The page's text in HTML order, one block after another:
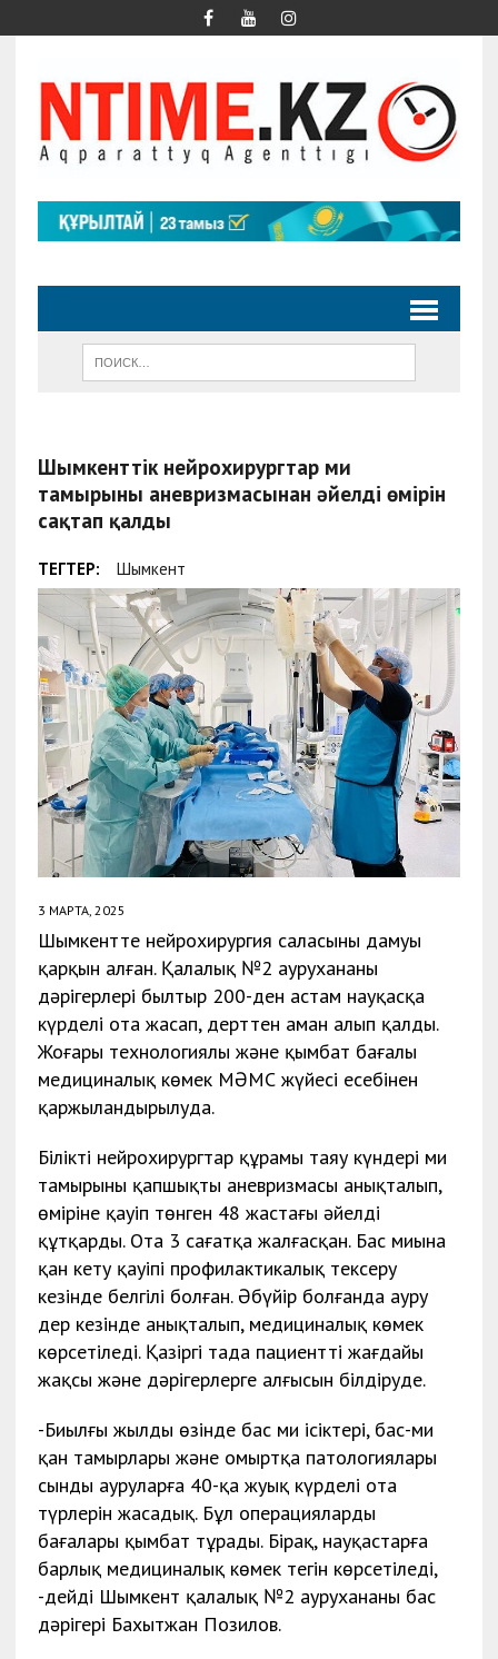
Шымкенттік нейрохирургтар ми
тамырының аневризмасынан әйелдің өмірін
сақтап қалды
ТЕГТЕР: Шымкент
3 МАРТА, 2025
Шымкентте нейрохирургия саласының дамуы
қарқын алған. Қалалық №2 аурухананың
дәрігерлері былтыр 200-ден астам науқасқа
күрделі ота жасап, дерттен аман алып қалды.
Жоғары технологиялы және қымбат бағалы
медициналық көмек МӘМС жүйесі есебінен
қаржыландырылуда.
Білікті нейрохирургтар құрамы таяу күндері ми
тамырының қапшықты аневризмасы анықталып,
өміріне қауіп төнген 48 жастағы әйелді
құтқарды. Ота 3 сағатқа жалғасқан. Бас миына
қан кету қауіпі профилактикалық тексеру
кезінде белгілі болған. Әбүйір болғанда ауру
дер кезінде анықталып, медициналық көмек
көрсетіледі. Қазіргі таңда пациенттің жағдайы
жақсы және дәрігерлерге алғысын білдіруде.
-Биылғы жылдың өзінде бас ми ісіктері, бас-ми
қан тамырлары және омыртқа патологиялары
сынды ауруларға 40-қа жуық күрделі ота
түрлерін жасадық. Бұл операциялардың
бағалары қымбат тұрады. Бірақ, науқастарға
барлық медициналық көмек тегін көрсетіледі,
-дейді Шымкент қалалық №2 аурухананың бас
дәрігері Бахытжан Позилов.